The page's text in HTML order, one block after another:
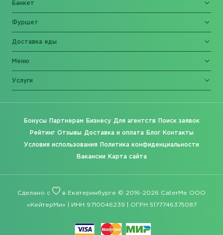
Банкет
Фуршет
Доставка еды
Меню
Услуги
Бонусы Партнерам Бизнесу Для агентств Поиск заявок
Рейтинг Отзывы Доставка и оплата Блог Контакты
Условия использования Политика конфиденциальности
Вакансии Карта сайта
Сделано с в Екатеринбурге © 2016-2026 CaterMe ООО
«КейтерМи» | ИНН 9710046239 | ОГРН 5177746375087